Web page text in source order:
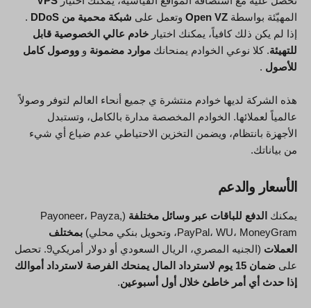
المهيّئة بواسطة Open VZ وتعمل على شبكة محمية من DDoS
.
إذا لم يكن ذلك كافياً، يمكنك اختيار خادم عالي الخصوصية قابل
للتهيئة. كلا نوعي الخوادم يمنحانك موارد مضمونة و ووصول كامل
للأصول .
هذه الشركة لديها خوادم منتشرة ي جميع أنحاء العالم لتوفر وصولاً
عالمياً لعملائها. الخوادم المخصصة مدارة بالكامل، وتستبدل
الأجهزة بانتظام، ويضمن التخزين الاحتياطي عدم ضياع أي شيء
من بياناتك.
الأسعار والدعم
يمكنك الدفع للباقات عبر وسائل مختلفة
(Payoneer، Payza,
PayPal، WU، MoneyGram، وتحويل بنكي محلي)
بمختلف
العملات
(الجنيه المصري، الريال السعودي أو دولار أمريكي9. تحصل
على
ضمان 15 يوم لاسترداد المال يمنحك الفرصة لاسترداد أموالك
إذا حدث أي أمر خاطئ خلال أول أسبوعين.